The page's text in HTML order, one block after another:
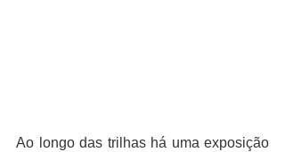
Ao longo das trilhas há uma exposição